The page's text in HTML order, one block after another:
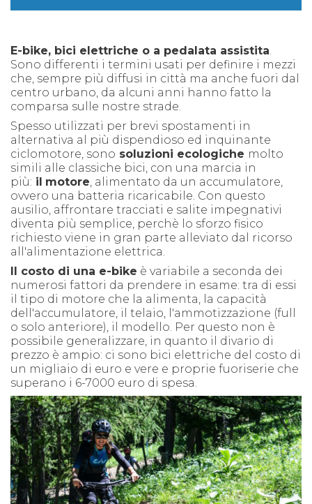
E-bike, bici elettriche o a pedalata assistita
Sono differenti i termini usati per definire i mezzi
che, sempre più diffusi in città ma anche fuori dal
centro urbano, da alcuni anni hanno fatto la
comparsa sulle nostre strade.
Spesso utilizzati per brevi spostamenti in
alternativa al più dispendioso ed inquinante
ciclomotore, sono soluzioni ecologiche molto
simili alle classiche bici, con una marcia in
più: il motore , alimentato da un accumulatore,
ovvero una batteria ricaricabile. Con questo
ausilio, affrontare tracciati e salite impegnativi
diventa più semplice, perchè lo sforzo fisico
richiesto viene in gran parte alleviato dal ricorso
all'alimentazione elettrica.
Il costo di una e-bike è variabile a seconda dei
numerosi fattori da prendere in esame: tra di essi
il tipo di motore che la alimenta, la capacità
dell'accumulatore, il telaio, l'ammotizzazione (full
o solo anteriore), il modello. Per questo non è
possibile generalizzare, in quanto il divario di
prezzo è ampio: ci sono bici elettriche del costo di
un migliaio di euro e vere e proprie fuoriserie che
superano i 6-7000 euro di spesa.